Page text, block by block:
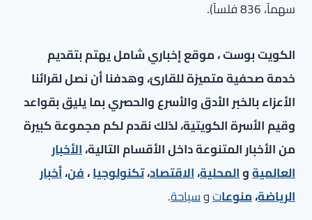
سهماً، 836 فلساً).
الكويت بوست ، موقع إخباري شامل يهتم بتقديم
خدمة صحفية متميزة للقارئ، وهدفنا أن نصل لقرائنا
الأعزاء بالخبر الأدق والأسرع والحصري بما يليق بقواعد
وقيم الأسرة الكويتية، لذلك نقدم لكم مجموعة كبيرة
من الأخبار المتنوعة داخل الأقسام التالية،الأخبار
العالميةوالمحلية،الاقتصاد،تكنولوجيا،فن،أخبار
الرياضة،منوعاتوسياحة.